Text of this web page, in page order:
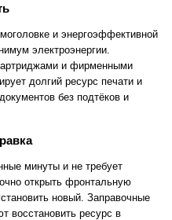
и энергоэффективной
электроэнергии.
и фирменными
долгий ресурс печати и
без подтёков и
минуты и не требует
открыть фронтальную
новый. Заправочные
восстановить ресурс в